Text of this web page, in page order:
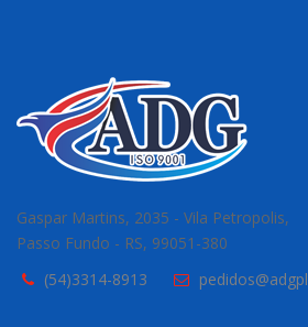
Gaspar Martins, 2035 - Vila Petropolis,
Passo Fundo - RS, 99051-380
(54)3314-8913